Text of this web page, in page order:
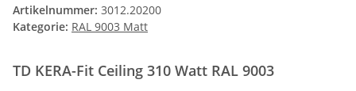
Artikelnummer: 3012.20200
Kategorie: RAL 9003 Matt
TD KERA-Fit Ceiling 310 Watt RAL 9003